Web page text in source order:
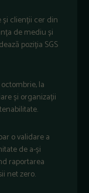
clienții cer din
de mediu și
poziția SGS
la
și organizații
o validare a
de a-și
raportarea
net zero.